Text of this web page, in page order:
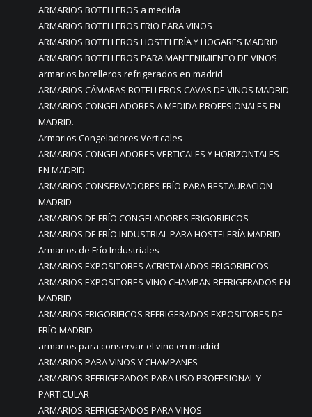
ARMARIOS BOTELLEROS a medida
ARMARIOS BOTELLEROS FRIO PARA VINOS
ARMARIOS BOTELLEROS HOSTELERÍA Y HOGARES MADRID
ARMARIOS BOTELLEROS PARA MANTENIMIENTO DE VINOS
armarios botelleros refrigerados en madrid
ARMARIOS CÁMARAS BOTELLEROS CAVAS DE VINOS MADRID
ARMARIOS CONGELADORES A MEDIDA PROFESIONALES EN
MADRID.
Armarios Congeladores Verticales
ARMARIOS CONGELADORES VERTICALES Y HORIZONTALES
EN MADRID
ARMARIOS CONSERVADORES FRÍO PARA RESTAURACION
MADRID
ARMARIOS DE FRÍO CONGELADORES FRIGORIFICOS
ARMARIOS DE FRÍO INDUSTRIAL PARA HOSTELERÍA MADRID
Armarios de Frío Industriales
ARMARIOS EXPOSITORES ACRISTALADOS FRIGORIFICOS
ARMARIOS EXPOSITORES VINO CHAMPAN REFRIGERADOS EN
MADRID
ARMARIOS FRIGORIFICOS REFRIGERADOS EXPOSITORES DE
FRÍO MADRID
armarios para conservar el vino en madrid
ARMARIOS PARA VINOS Y CHAMPANES
ARMARIOS REFRIGERADOS PARA USO PROFESIONAL Y
PARTICULAR
ARMARIOS REFRIGERADOS PARA VINOS